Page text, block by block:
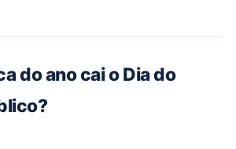
do ano cai o Dia do